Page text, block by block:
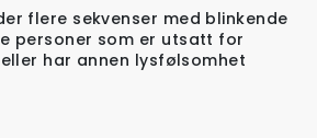
flere sekvenser med blinkende
personer som er utsatt for
har annen lysfølsomhet